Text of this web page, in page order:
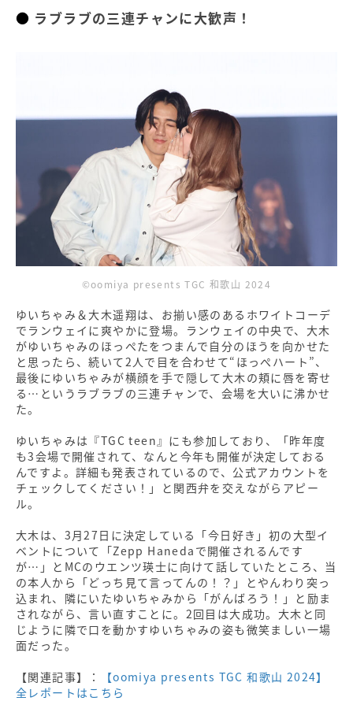
ラブラブの三連チャンに大歓声！
©oomiya presents TGC 和歌山 2024
ゆいちゃみ＆大木遥翔は、お揃い感のあるホワイトコーデ
でランウェイに爽やかに登場。ランウェイの中央で、大木
がゆいちゃみのほっぺたをつまんで自分のほうを向かせた
と思ったら、続いて2人で目を合わせて“ほっぺハート”、
最後にゆいちゃみが横顔を手で隠して大木の頬に唇を寄せ
る…というラブラブの三連チャンで、会場を大いに沸かせ
た。
ゆいちゃみは『TGC teen』にも参加しており、「昨年度
も3会場で開催されて、なんと今年も開催が決定しておる
んですよ。詳細も発表されているので、公式アカウントを
チェックしてください！」と関西弁を交えながらアピー
ル。
大木は、3月27日に決定している「今日好き」初の大型イ
ベントについて「Zepp Hanedaで開催されるんです
が…」とMCのウエンツ瑛士に向けて話していたところ、当
の本人から「どっち見て言ってんの！？」とやんわり突っ
込まれ、隣にいたゆいちゃみから「がんばろう！」と励ま
されながら、言い直すことに。2回目は大成功。大木と同
じように隣で口を動かすゆいちゃみの姿も微笑ましい一場
面だった。
【関連記事】：
【oomiya presents TGC 和歌山 2024】
全レポートはこちら